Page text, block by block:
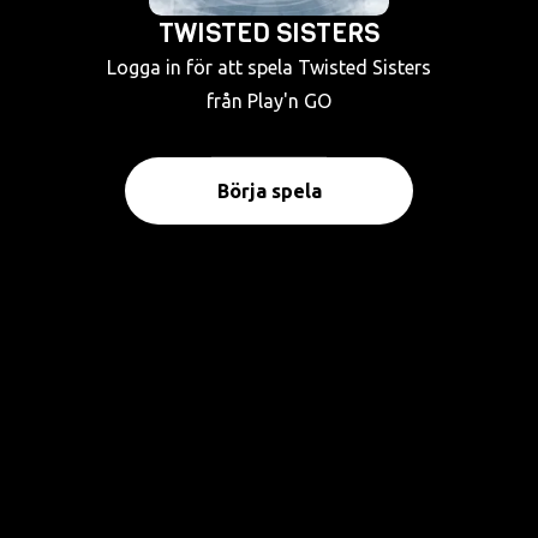
TWISTED SISTERS
Logga in för att spela Twisted Sisters
från Play'n GO
Börja spela